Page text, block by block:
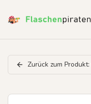
Zurück zum Produkt: